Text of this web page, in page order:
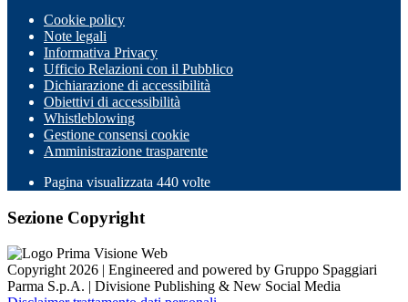
Cookie policy
Note legali
Informativa Privacy
Ufficio Relazioni con il Pubblico
Dichiarazione di accessibilità
Obiettivi di accessibilità
Whistleblowing
Gestione consensi cookie
Amministrazione trasparente
Pagina visualizzata 440 volte
Sezione Copyright
Copyright 2026 | Engineered and powered by Gruppo Spaggiari
Parma S.p.A. | Divisione Publishing & New Social Media